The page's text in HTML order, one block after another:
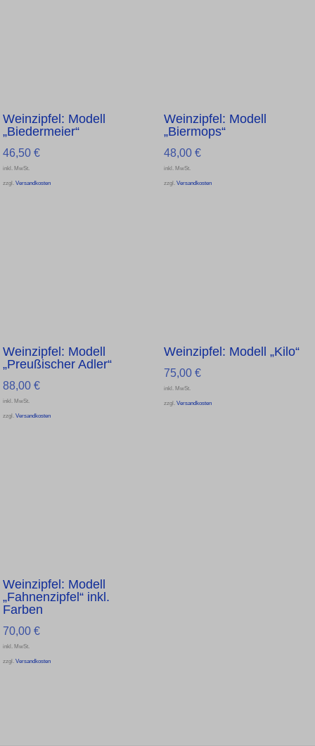
Weinzipfel: Modell
„Biedermeier“
46,50 €
inkl. MwSt.
zzgl. Versandkosten
Weinzipfel: Modell
„Biermops“
48,00 €
inkl. MwSt.
zzgl. Versandkosten
Weinzipfel: Modell
„Preußischer Adler“
88,00 €
inkl. MwSt.
zzgl. Versandkosten
Weinzipfel: Modell „Kilo“
75,00 €
inkl. MwSt.
zzgl. Versandkosten
Weinzipfel: Modell
„Fahnenzipfel“ inkl.
Farben
70,00 €
inkl. MwSt.
zzgl. Versandkosten